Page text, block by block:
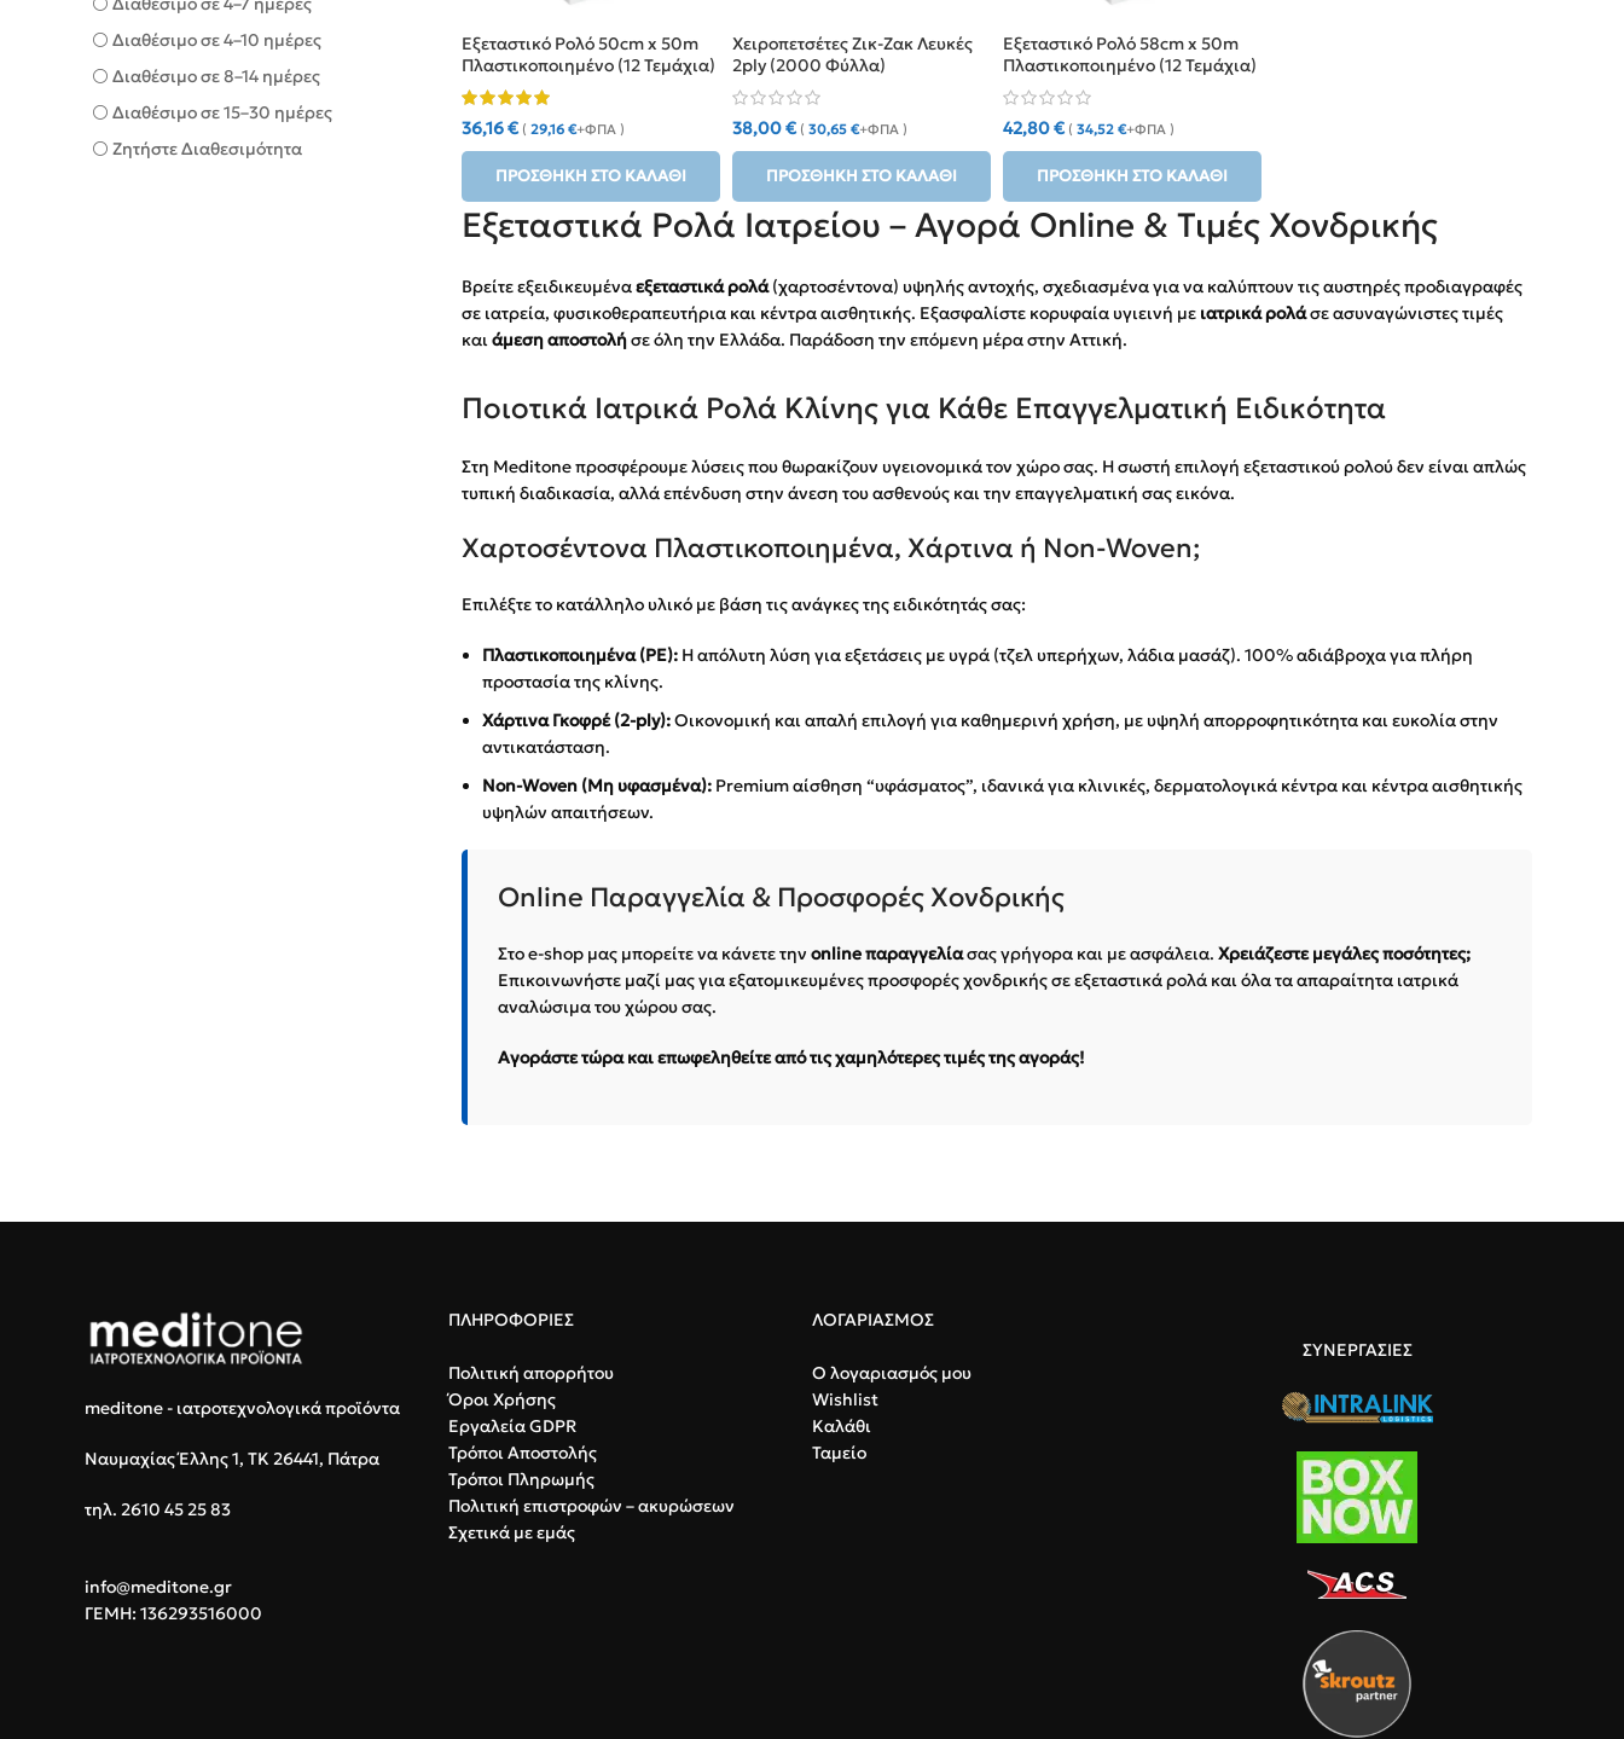
⚪ Διαθέσιμο σε 4–10 ημέρες
⚪ Διαθέσιμο σε 8–14 ημέρες
⚪ Διαθέσιμο σε 15–30 ημέρες
⚪ Ζητήστε Διαθεσιμότητα
Εξεταστικό Ρολό 50cm x 50m
Πλαστικοποιημένο (12 Τεμάχια)
36,16€ ( 29,16 €+ΦΠΑ )
ΠΡΟΣΘΉΚΗ ΣΤΟ ΚΑΛΆΘΙ
Χειροπετσέτες Ζικ-Ζακ Λευκές
2ply (2000 Φύλλα)
38,00€ ( 30,65 €+ΦΠΑ )
ΠΡΟΣΘΉΚΗ ΣΤΟ ΚΑΛΆΘΙ
Εξεταστικό Ρολό 58cm x 50m
Πλαστικοποιημένο (12 Τεμάχια)
42,80€ ( 34,52 €+ΦΠΑ )
ΠΡΟΣΘΉΚΗ ΣΤΟ ΚΑΛΆΘΙ
Εξεταστικά Ρολά Ιατρείου – Αγορά Online & Τιμές Χονδρικής
Βρείτε εξειδικευμέναεξεταστικά ρολά(χαρτοσέντονα) υψηλής αντοχής, σχεδιασμένα για να καλύπτουν τις αυστηρές προδιαγραφές
σε ιατρεία, φυσικοθεραπευτήρια και κέντρα αισθητικής. Εξασφαλίστε κορυφαία υγιεινή με ιατρικά ρολάσε ασυναγώνιστες τιμές
καιάμεση αποστολήσε όλη την Ελλάδα. Παράδοση την επόμενη μέρα στην Αττική.
Ποιοτικά Ιατρικά Ρολά Κλίνης για Κάθε Επαγγελματική Ειδικότητα
Στη Meditone προσφέρουμε λύσεις που θωρακίζουν υγειονομικά τον χώρο σας. Η σωστή επιλογή εξεταστικού ρολού δεν είναι απλώς
τυπική διαδικασία, αλλά επένδυση στην άνεση του ασθενούς και την επαγγελματική σας εικόνα.
Χαρτοσέντονα Πλαστικοποιημένα, Χάρτινα ή Non-Woven;
Επιλέξτε το κατάλληλο υλικό με βάση τις ανάγκες της ειδικότητάς σας:
Πλαστικοποιημένα (PE):Η απόλυτη λύση για εξετάσεις με υγρά (τζελ υπερήχων, λάδια μασάζ). 100% αδιάβροχα για πλήρη
προστασία της κλίνης.
Χάρτινα Γκοφρέ (2-ply):Οικονομική και απαλή επιλογή για καθημερινή χρήση, με υψηλή απορροφητικότητα και ευκολία στην
αντικατάσταση.
Non-Woven (Μη υφασμένα):Premium αίσθηση “υφάσματος”, ιδανικά για κλινικές, δερματολογικά κέντρα και κέντρα αισθητικής
υψηλών απαιτήσεων.
Online Παραγγελία & Προσφορές Χονδρικής
Στο e-shop μας μπορείτε να κάνετε την online παραγγελίασας γρήγορα και με ασφάλεια. Χρειάζεστε μεγάλες ποσότητες;
Επικοινωνήστε μαζί μας για εξατομικευμένες προσφορές χονδρικής σε εξεταστικά ρολά και όλα τα απαραίτητα ιατρικά
αναλώσιμα του χώρου σας.
Αγοράστε τώρα και επωφεληθείτε από τις χαμηλότερες τιμές της αγοράς!
meditone - ιατροτεχνολογικά προϊόντα
Ναυμαχίας Έλλης 1, ΤΚ 26441, Πάτρα
τηλ. 2610 45 25 83
info@meditone.gr
ΓΕΜΗ: 136293516000
ΠΛΗΡΟΦΟΡΙΕΣ
Πολιτική απορρήτου
Όροι Χρήσης
Εργαλεία GDPR
Τρόποι Αποστολής
Τρόποι Πληρωμής
Πολιτική επιστροφών – ακυρώσεων
Σχετικά με εμάς
ΛΟΓΑΡΙΑΣΜΟΣ
Ο λογαριασμός μου
Wishlist
Καλάθι
Ταμείο
ΣΥΝΕΡΓΑΣΙΕΣ